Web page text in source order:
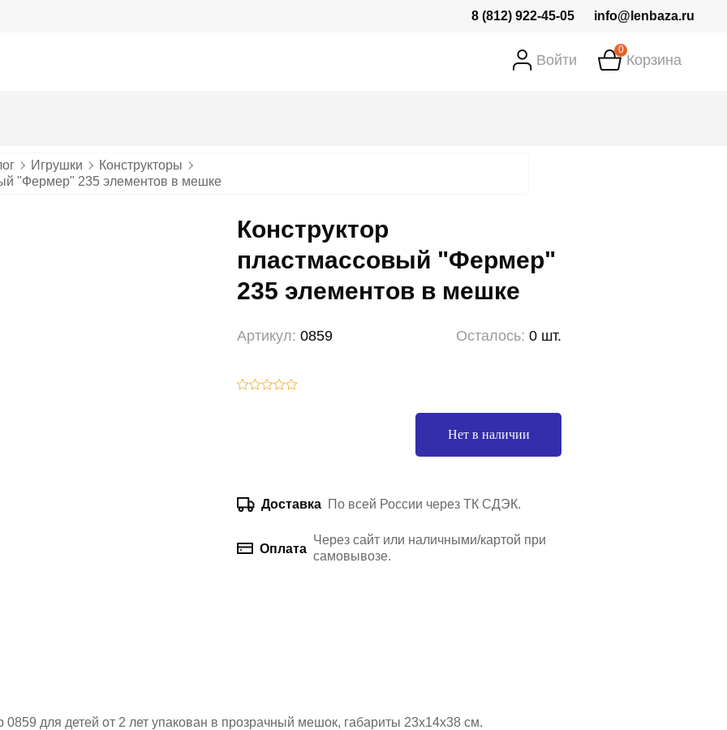
8 (812) 922-45-05 info@lenbaza.ru
Войти Корзина
0
Игрушки
Конструкторы
"Фермер" 235 элементов в мешке
Конструктор
пластмассовый "Фермер"
235 элементов в мешке
Артикул: 0859 Осталось: 0 шт.
Нет в наличии
Доставка По всей России через ТК СДЭК.
Оплата
Через сайт или наличными/картой при
самовывозе.
для детей от 2 лет упакован в прозрачный мешок, габариты 23х14х38 см.